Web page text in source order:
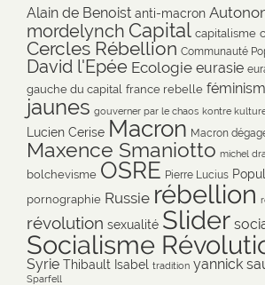
Alain de Benoist anti-macron
mordelynch Capital capitalisme
Cercles Rébellion Communauté
David l'Epée Ecologie eurasie
gauche du capital france rebelle
jaunes gouverner par le chaos kontre
Lucien Cerise Macron Macron
Maxence Smaniotto michel
bolchevisme OSRE Pierre Lucius
pornographie Russie rébellion
révolution sexualité Slider
Socialisme
Syrie Thibault Isabel tradition yannick
Sparfell